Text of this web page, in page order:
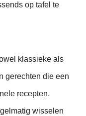
op tafel te
klassieke als
gerechten die een
recepten.
wisselen